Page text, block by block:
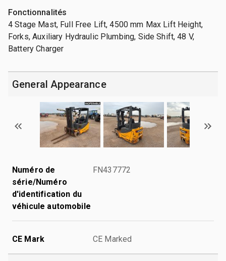
Fonctionnalités
4 Stage Mast, Full Free Lift, 4500 mm Max Lift Height,
Forks, Auxiliary Hydraulic Plumbing, Side Shift, 48 V,
Battery Charger
General Appearance
Numéro de
série/Numéro
d'identification du
véhicule automobile
FN437772
CE Mark CE Marked